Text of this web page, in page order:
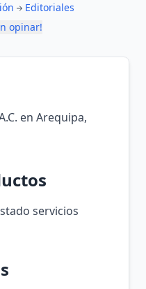
Editoriales
opinar!
en Arequipa,
servicios